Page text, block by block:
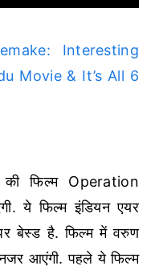
Interesting
Movie & It’s All 6
फिल्म Operation
ये फिल्म इंडियन एयर
बेस्ड है. फिल्म में वरुण
आएंगी. पहले ये फिल्म